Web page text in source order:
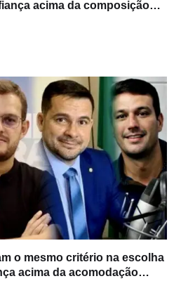
acima da composição
o mesmo critério na escolha
acima da acomodação